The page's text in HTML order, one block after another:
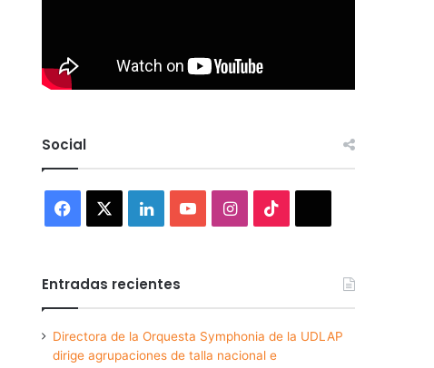
Social
Facebook LinkedInYouTubeInstagram
Entradas recientes
Directora de la Orquesta Symphonia de la UDLAP
dirige agrupaciones de talla nacional e